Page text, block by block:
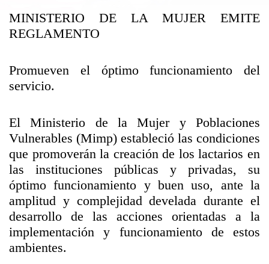
MINISTERIO DE LA MUJER EMITE
REGLAMENTO
Promueven el óptimo funcionamiento del
servicio.
El Ministerio de la Mujer y Poblaciones
Vulnerables (Mimp) estableció las condiciones
que promoverán la creación de los lactarios en
las instituciones públicas y privadas, su
óptimo funcionamiento y buen uso, ante la
amplitud y complejidad develada durante el
desarrollo de las acciones orientadas a la
implementación y funcionamiento de estos
ambientes.
Más Cursos